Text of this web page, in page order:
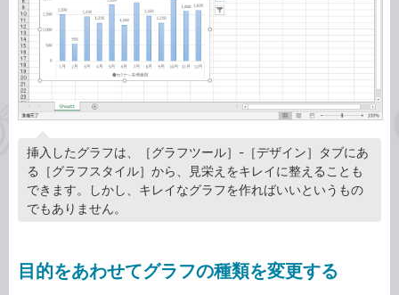
挿入したグラフは、［グラフツール］-［デザイン］タブにあ
る［グラフスタイル］から、見栄えをキレイに整えることも
できます。しかし、キレイなグラフを作ればいいというもの
でもありません。
目的をあわせてグラフの種類を変更する